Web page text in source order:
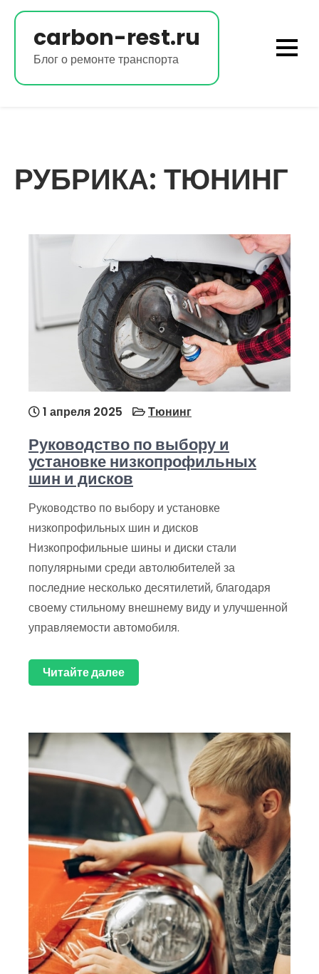
Перейти
содержимому
carbon-rest.ru
Блог о ремонте транспорта
РУБРИКА: ТЮНИНГ
1 апреля 2025 Тюнинг
Руководство по выбору и
установке низкопрофильных
шин и дисков
Руководство по выбору и установке
низкопрофильных шин и дисков
Низкопрофильные шины и диски стали
популярными среди автолюбителей за
последние несколько десятилетий, благодаря
своему стильному внешнему виду и улучшенной
управляемости автомобиля.
Читайте далее